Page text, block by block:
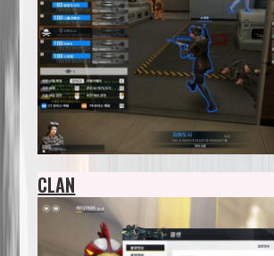
CLAN